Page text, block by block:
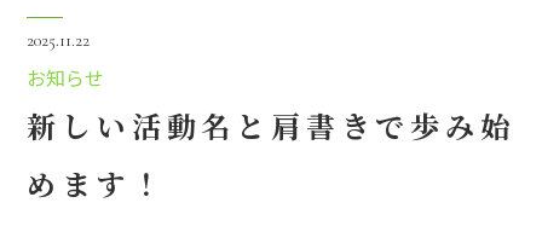
2025.11.22
お知らせ
新しい活動名と肩書きで歩み始
めます！